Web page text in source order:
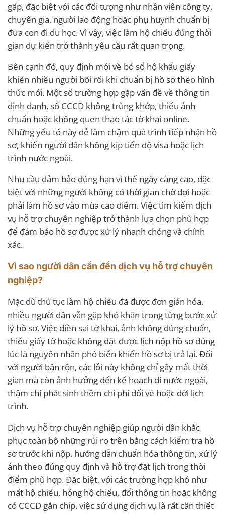
gấp, đặc biệt với các đối tượng như nhân viên công ty,
chuyên gia, người lao động hoặc phụ huynh chuẩn bị
đưa con đi du học. Vì vậy, việc làm hộ chiếu đúng thời
gian dự kiến trở thành yêu cầu rất quan trọng.
Bên cạnh đó, quy định mới về bỏ sổ hộ khẩu giấy
khiến nhiều người bối rối khi chuẩn bị hồ sơ theo hình
thức mới. Một số trường hợp gặp vấn đề về thông tin
định danh, số CCCD không trùng khớp, thiếu ảnh
chuẩn hoặc không quen thao tác tờ khai online.
Những yếu tố này dễ làm chậm quá trình tiếp nhận hồ
sơ, khiến người dân không kịp tiến độ visa hoặc lịch
trình nước ngoài.
Nhu cầu đảm bảo đúng hạn vì thế ngày càng cao, đặc
biệt với những người không có thời gian chờ đợi hoặc
phải làm hồ sơ vào mùa cao điểm. Việc tìm kiếm dịch
vụ hỗ trợ chuyên nghiệp trở thành lựa chọn phù hợp
để đảm bảo hồ sơ được xử lý nhanh chóng và chính
xác.
Vì sao người dân cần đến dịch vụ hỗ trợ chuyên
nghiệp?
Mặc dù thủ tục làm hộ chiếu đã được đơn giản hóa,
nhiều người dân vẫn gặp khó khăn trong từng bước xử
lý hồ sơ. Việc điền sai tờ khai, ảnh không đúng chuẩn,
thiếu giấy tờ hoặc không đặt được lịch nộp hồ sơ đúng
lúc là nguyên nhân phổ biến khiến hồ sơ bị trả lại. Đối
với người bận rộn, các lỗi này không chỉ gây mất thời
gian mà còn ảnh hưởng đến kế hoạch đi nước ngoài,
thậm chí phát sinh thêm chi phí đổi vé hoặc dời lịch
trình.
Dịch vụ hỗ trợ chuyên nghiệp giúp người dân khắc
phục toàn bộ những rủi ro trên bằng cách kiểm tra hồ
sơ trước khi nộp, hướng dẫn chuẩn hóa thông tin, xử lý
ảnh theo đúng quy định và hỗ trợ đặt lịch trong thời
điểm phù hợp. Đặc biệt, với các trường hợp khó như
mất hộ chiếu, hỏng hộ chiếu, đổi thông tin hoặc không
có CCCD gắn chip, việc sử dụng dịch vụ là rất cần thiết